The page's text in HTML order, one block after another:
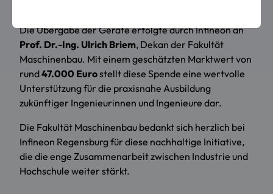
Die Übergabe der Geräte erfolgte durch Infineon an
Prof. Dr.-Ing. Ulrich Briem, Dekan der Fakultät
Maschinenbau. Mit einem geschätzten Marktwert von
rund47.000 Eurostellt diese Spende eine wertvolle
Unterstützung für die praxisnahe Ausbildung
zukünftiger Ingenieurinnen und Ingenieure dar.
Die Fakultät Maschinenbau bedankt sich herzlich bei
Infineon Regensburg für diese nachhaltige Initiative,
die die enge Zusammenarbeit zwischen Industrie und
Hochschule weiter stärkt.